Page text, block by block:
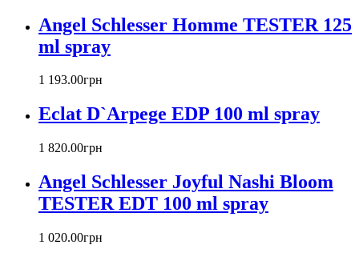
Bvlgari
Byblos
Byredo
Cacharel
Canali
Carla Fracci
Carlos Moya
Caron
Cartier
Chanel
Charriol
Angel Schlesser Homme TESTER 125
ml spray
1 193.00грн
Eclat D`Arpege EDP 100 ml spray
1 820.00грн
Angel Schlesser Joyful Nashi Bloom
TESTER EDT 100 ml spray
1 020.00грн